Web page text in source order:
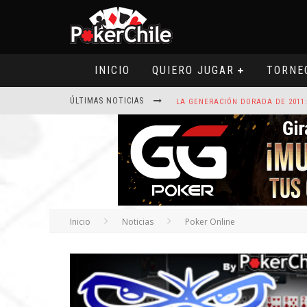
INICIO QUIERO JUGAR
ÚLTIMAS NOTICIAS
ROAD TO CLSOP PUERTO PLATA,
Inicio Noticias Poker Online